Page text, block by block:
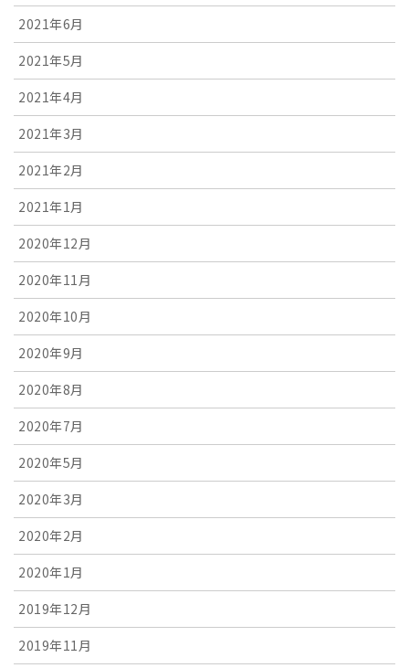
2021年6月
2021年5月
2021年4月
2021年3月
2021年2月
2021年1月
2020年12月
2020年11月
2020年10月
2020年9月
2020年8月
2020年7月
2020年5月
2020年3月
2020年2月
2020年1月
2019年12月
2019年11月